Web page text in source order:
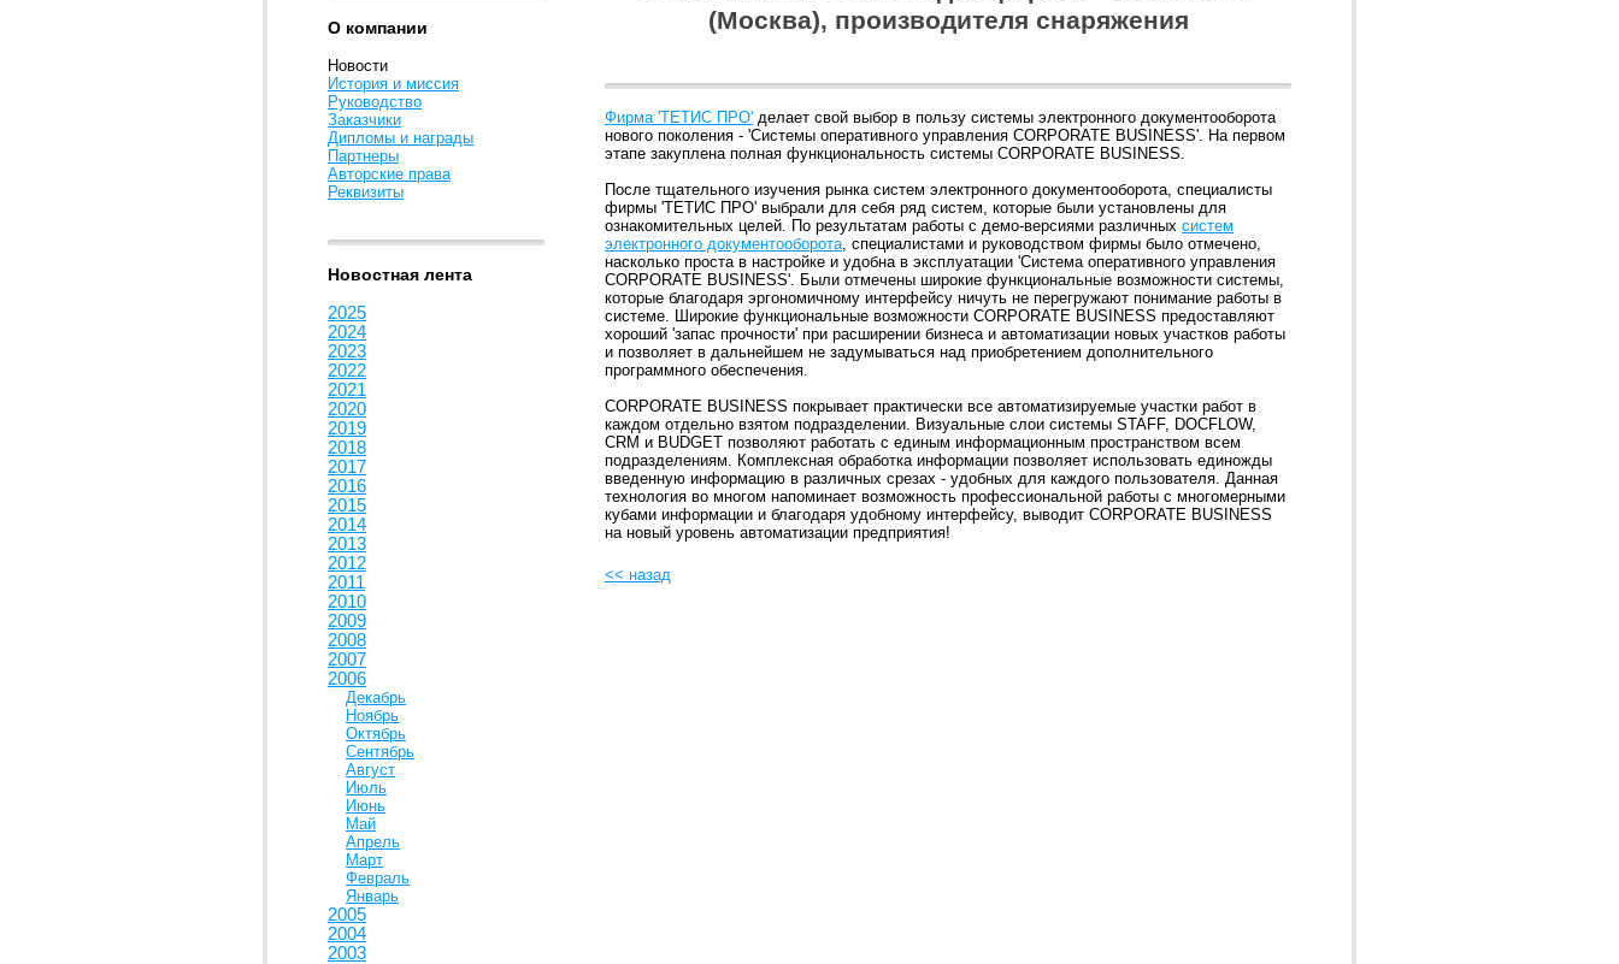
О компании
Новости
История и миссия
Руководство
Заказчики
Дипломы и награды
Партнеры
Авторские права
Реквизиты
Новостная лента
2025
2024
2023
2022
2021
2020
2019
2018
2017
2016
2015
2014
2013
2012
2011
2010
2009
2008
2007
2006
Декабрь
Ноябрь
Октябрь
Сентябрь
Август
Июль
Июнь
Май
Апрель
Март
Февраль
Январь
2005
2004
2003
(Москва), производителя снаряжения
Фирма 'ТЕТИС ПРО' делает свой выбор в пользу системы электронного документооборота
нового поколения - 'Системы оперативного управления CORPORATE BUSINESS'. На первом
этапе закуплена полная функциональность системы CORPORATE BUSINESS.
После тщательного изучения рынка систем электронного документооборота, специалисты
фирмы 'ТЕТИС ПРО' выбрали для себя ряд систем, которые были установлены для
ознакомительных целей. По результатам работы с демо-версиями различных систем
электронного документооборота, специалистами и руководством фирмы было отмечено,
насколько проста в настройке и удобна в эксплуатации 'Система оперативного управления
CORPORATE BUSINESS'. Были отмечены широкие функциональные возможности системы,
которые благодаря эргономичному интерфейсу ничуть не перегружают понимание работы в
системе. Широкие функциональные возможности CORPORATE BUSINESS предоставляют
хороший 'запас прочности' при расширении бизнеса и автоматизации новых участков работы
и позволяет в дальнейшем не задумываться над приобретением дополнительного
программного обеспечения.
CORPORATE BUSINESS покрывает практически все автоматизируемые участки работ в
каждом отдельно взятом подразделении. Визуальные слои системы STAFF, DOCFLOW,
CRM и BUDGET позволяют работать с единым информационным пространством всем
подразделениям. Комплексная обработка информации позволяет использовать единожды
введенную информацию в различных срезах - удобных для каждого пользователя. Данная
технология во многом напоминает возможность профессиональной работы с многомерными
кубами информации и благодаря удобному интерфейсу, выводит CORPORATE BUSINESS
на новый уровень автоматизации предприятия!
<< назад